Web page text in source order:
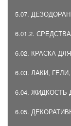
5.07.
6.01.2.
6.02. КРАСКА
6.03. ЛАКИ,
6.04. ЖИДКОСТЬ
6.05.